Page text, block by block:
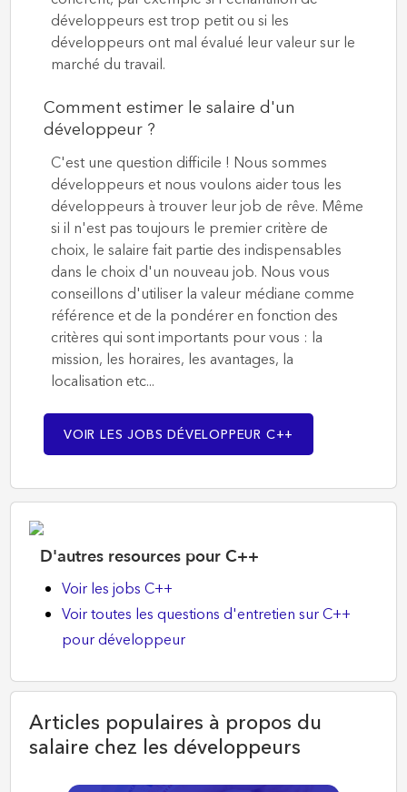
développeurs est trop petit ou si les
développeurs ont mal évalué leur valeur sur le
marché du travail.
Comment estimer le salaire d'un
développeur ?
C'est une question difficile ! Nous sommes
développeurs et nous voulons aider tous les
développeurs à trouver leur job de rêve. Même
si il n'est pas toujours le premier critère de
choix, le salaire fait partie des indispensables
dans le choix d'un nouveau job. Nous vous
conseillons d'utiliser la valeur médiane comme
référence et de la pondérer en fonction des
critères qui sont importants pour vous : la
mission, les horaires, les avantages, la
localisation etc...
VOIR LES JOBS DÉVELOPPEUR C++
D'autres resources pour C++
Voir les jobs C++
Voir toutes les questions d'entretien sur C++
pour développeur
Articles populaires à propos du
salaire chez les développeurs